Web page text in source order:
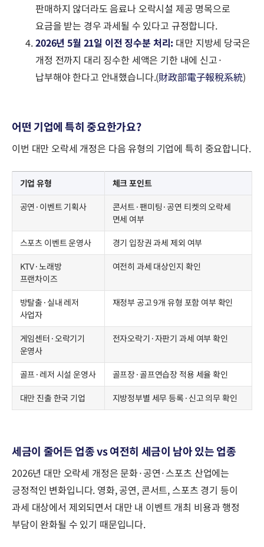
판매하지 않더라도 음료나 오락시설 제공 명목으로
요금을 받는 경우 과세될 수 있다고 규정합니다.
2026년 5월 21일 이전 징수분 처리: 대만 지방세 당국은
개정 전까지 대리 징수한 세액은 기한 내에 신고·
납부해야 한다고 안내했습니다.(財政部電子報稅系統)
어떤 기업에 특히 중요한가요?
이번 대만 오락세 개정은 다음 유형의 기업에 특히 중요합니다.
기업 유형
체크 포인트
공연·이벤트 기획사
콘서트·팬미팅·공연 티켓의 오락세
면세 여부
스포츠 이벤트 운영사
경기 입장권 과세 제외 여부
KTV·노래방
프랜차이즈
여전히 과세 대상인지 확인
방탈출·실내 레저
사업자
재정부 공고 9개 유형 포함 여부 확인
게임센터·오락기기
운영사
전자오락기·자판기 과세 여부 확인
골프·레저 시설 운영사
골프장·골프연습장 적용 세율 확인
대만 진출 한국 기업
지방정부별 세무 등록·신고 의무 확인
세금이 줄어든 업종 vs 여전히 세금이 남아 있는 업종
2026년 대만 오락세 개정은 문화·공연·스포츠 산업에는
긍정적인 변화입니다. 영화, 공연, 콘서트, 스포츠 경기 등이
과세 대상에서 제외되면서 대만 내 이벤트 개최 비용과 행정
부담이 완화될 수 있기 때문입니다.